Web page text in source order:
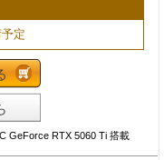
定
GeForce RTX 5060 Ti 搭載